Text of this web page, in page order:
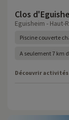
Clos
Eguisheim - Haut-
Piscine couverte
A seulement 7 km
Découvrir